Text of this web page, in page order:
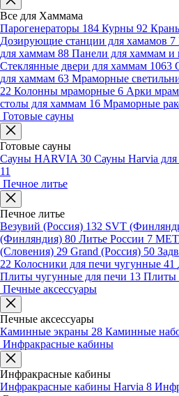
Все для Хаммама
Парогенераторы 184 Курны 92
Дозирующие станции для хамамов 7
для хаммам 88 Панели для хаммам и
Стеклянные двери для хаммам 1063
для хаммам 63 Мраморные
22 Колонны мраморные 6 Арки
столы для хаммам 16 Мраморные
Готовые сауны
Готовые сауны
Сауны HARVIA 30 Сауны Harvia для
11
Печное литье
Печное литье
Везувий (Россия) 132 SVT
(Финляндия) 80 Литье России 7
(Словения) 29 Grand (Россия) 50
22 Колосники для печи чугунные 41
Плиты чугунные для печи 13 Плиты
Печные аксессуары
Печные аксессуары
Каминные экраны 28 Каминные
Инфракрасные кабины
Инфракрасные кабины
Инфракрасные кабины Harvia 8